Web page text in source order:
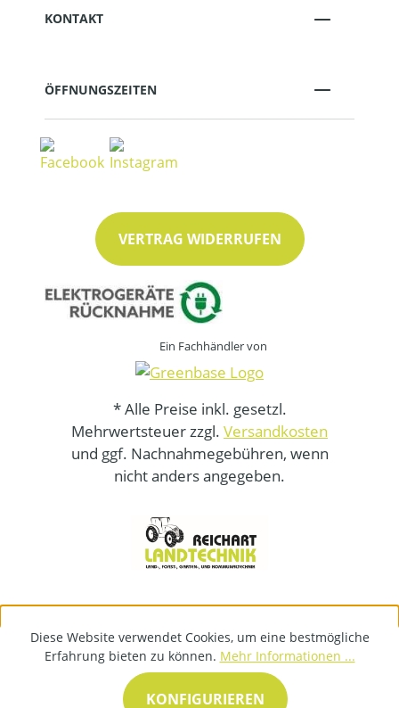
KONTAKT
ÖFFNUNGSZEITEN
VERTRAG WIDERRUFEN
Ein Fachhändler von
* Alle Preise inkl. gesetzl.
Mehrwertsteuer zzgl. Versandkosten
und ggf. Nachnahmegebühren, wenn
nicht anders angegeben.
Diese Website verwendet Cookies, um eine bestmögliche
Erfahrung bieten zu können. Mehr Informationen ...
KONFIGURIEREN